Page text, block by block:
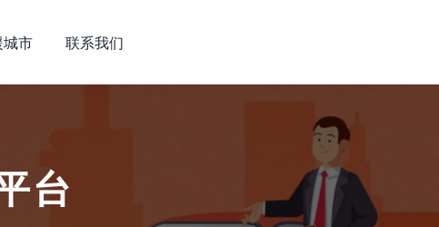
城市 联系我们
台